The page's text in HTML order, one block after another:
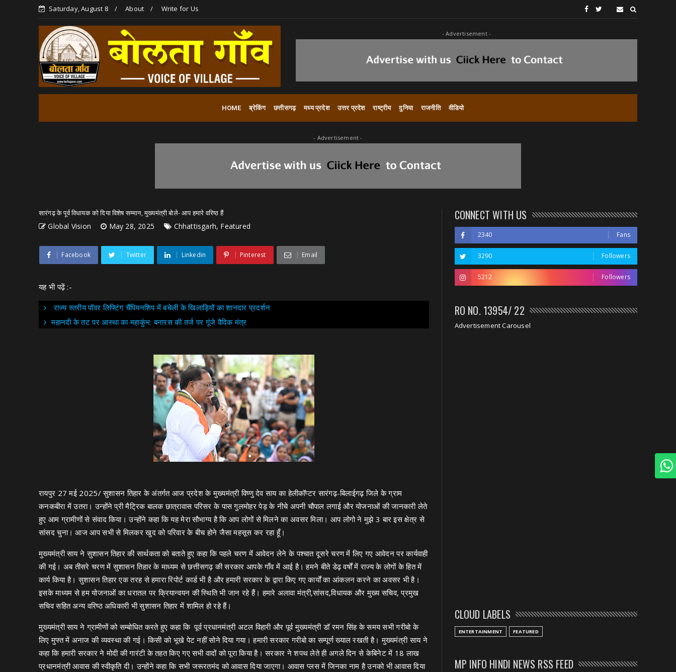
Saturday, August 8 About Write for Us
- Advertisement -
HOME ब्रेकिंग छत्तीसगढ़ मध्य प्रदेश उत्तर प्रदेश राष्ट्रीय दुनिया राजनीति वीडियो
- Advertisement -
सारंगढ़ के पूर्व विधायक को दिया विशेष सम्मान, मुख्यमंत्री बोले- आप हमारे वरिष्ठ हैं
Global Vision May 28, 2025 Chhattisgarh, Featured
Facebook Twitter Linkedin Pinterest Email
यह भी पढ़ें :-
राज्य स्तरीय पॉवर लिफ्टिंग चैंपियनशिप में बचेली के खिलाड़ियों का शानदार प्रदर्शन
महानदी के तट पर आस्था का महाकुंभ: बनारस की तर्ज पर गूंजे वैदिक मंत्र
रायपुर 27 मई 2025/ सुशासन तिहार के अंतर्गत आज प्रदेश के मुख्यमंत्री विष्णु देव साय का हेलीकॉप्टर सारंगढ़-बिलाईगढ़ जिले के ग्राम
कनकबीरा में उतरा। उन्होंने प्री मैट्रिक बालक छात्रावास परिसर के पास गुलमोहर पेड़ के नीचे अपनी चौपाल लगाई और योजनाओं की जानकारी लेते
हुए आम ग्रामीणों से संवाद किया। उन्होंने कहा कि यह मेरा सौभाग्य है कि आप लोगों से मिलने का अवसर मिला। आप लोगो ने मुझे 3 बार इस क्षेत्र से
सांसद चुना। आज आप सभी से मिलकर खुद को परिवार के बीच होने जैसा महसूस कर रहा हूँ।
मुख्यमंत्री साय ने सुशासन तिहार की सार्थकता को बताते हुए कहा कि पहले चरण में आवेदन लेने के पश्चात दूसरे चरण में लिए गए आवेदन पर कार्यवाही
की गई। अब तीसरे चरण में सुशासन तिहार के माध्यम से छत्तीसगढ़ की सरकार आपके गाँव में आई है। हमने बीते डेढ़ वर्षों में राज्य के लोगों के हित में
कार्य किया है। सुशासन तिहार एक तरह से हमारा रिपोर्ट कार्ड भी है और हमारी सरकार के द्वारा किए गए कार्यों का आंकलन करने का अवसर भी है।
इसके माध्यम से हम योजनाओं का धरातल पर क्रियान्वयन की स्थिति भी जान रहे हैं। हमारे अलावा मंत्री,सांसद,विधायक और मुख्य सचिव, प्रमुख
सचिव सहित अन्य वरिष्ठ अधिकारी भी सुशासन तिहार में शामिल हो रहे हैं।
मुख्यमंत्री साय ने ग्रामीणों को सम्बोधित करते हुए कहा कि पूर्व प्रधानमंत्री अटल विहारी और पूर्व मुख्यमंत्री डॉ रमन सिंह के समय सभी गरीबो के
लिए मुफ्त में अनाज की व्यवस्था की गई। किसी को भूखे पेट नहीं सोने दिया गया। हमारी सरकार गरीबो का सम्पूर्ण ख्याल रखती है। मुख्यमंत्री साय ने
कहा कि हमारी सरकार ने मोदी की गारंटी के तहत किए गए सभी वादों को पूरा किया है। सरकार ने शपथ लेते ही अगले दिन से केबिनेट में 18 लाख
प्रधानमंत्री आवास की स्वीकृति दी। उन्होंने कहा कि सभी जरूरतमंद को आवास दिया जाएगा। आवास प्लस में जिनका नाम है उनको भी आवास दिया
CONNECT WITH US
2340 Fans
3290 Followers
5212 Followers
RO NO. 13954/ 22
Advertisement Carousel
CLOUD LABELS
ENTERTAINMENT FEATURED
MP INFO HINDI NEWS RSS FEED